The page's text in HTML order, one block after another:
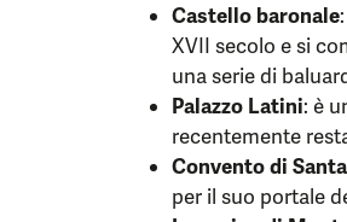
Castello baronale
XVII secolo e si
una serie di
Palazzo Latini: è
recentemente
Convento di
per il suo portale